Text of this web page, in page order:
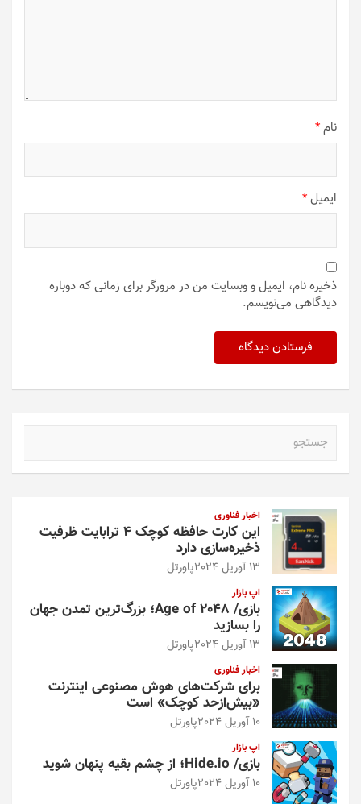
نام*
ایمیل*
ذخیره نام، ایمیل و وبسایت من در مرورگر برای زمانی که دوباره
دیدگاهی می‌نویسم.
اخبار فناوری
این کارت حافظه کوچک ۴ ترابایت ظرفیت
ذخیره‌سازی دارد
13 آوریل 2024 پاورتل
اپ بازار
بازی/ Age of 2048؛ بزرگ‌ترین تمدن جهان
را بسازید
13 آوریل 2024 پاورتل
اخبار فناوری
برای شرکت‌های هوش مصنوعی اینترنت
«بیش‌از‌حد کوچک» است
10 آوریل 2024 پاورتل
اپ بازار
بازی/ Hide.io؛ از چشم بقیه پنهان شوید
10 آوریل 2024 پاورتل